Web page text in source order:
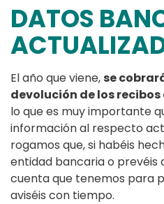
DATOS
El año que viene, se
devolución de los
lo que es muy importante
información al respecto
rogamos que, si habéis
entidad bancaria o prevéis
cuenta que tenemos para
aviséis con tiempo.